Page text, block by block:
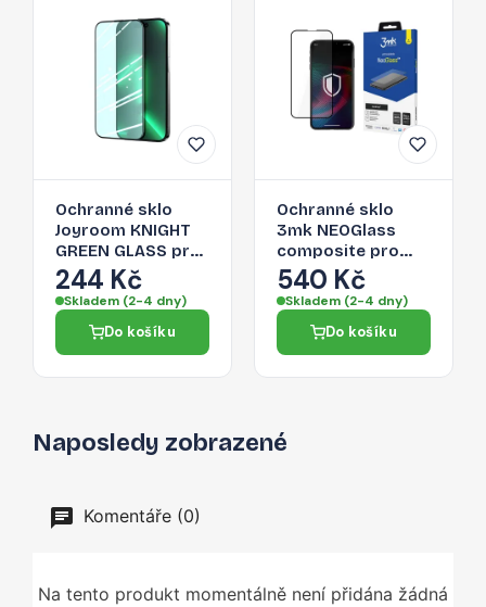
Ochranné sklo
Joyroom KNIGHT
GREEN GLASS pro
iPhone 14 Plus -
zelená
244 Kč
Skladem (2-4 dny)
Do košíku
Ochranné sklo
3mk NEOGlass
composite pro
iPhone 14 Plus -
transparentní
540 Kč
Skladem (2-4 dny)
Do košíku
Naposledy zobrazené
Komentáře (0)
Na tento produkt momentálně není přidána žádná